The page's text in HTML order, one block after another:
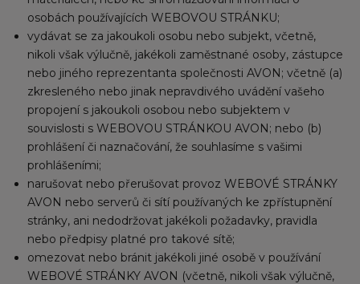
osobách používajících WEBOVOU STRÁNKU;
vydávat se za jakoukoli osobu nebo subjekt, včetně,
nikoli však výlučně, jakékoli zaměstnané osoby, zástupce
nebo jiného reprezentanta společnosti AVON; včetně (a)
zkresleného nebo jinak nepravdivého uvádění vašeho
propojení s jakoukoli osobou nebo subjektem v
souvislosti s WEBOVOU STRÁNKOU AVON; nebo (b)
prohlášení či naznačování, že souhlasíme s vašimi
prohlášeními;
narušovat nebo přerušovat provoz WEBOVÉ STRÁNKY
AVON nebo serverů či sítí používaných ke zpřístupnění
stránky, ani nedodržovat jakékoli požadavky, pravidla
nebo předpisy platné pro takové sítě;
omezovat nebo bránit jakékoli jiné osobě v používání
WEBOVÉ STRÁNKY AVON (včetně, nikoli však výlučně,